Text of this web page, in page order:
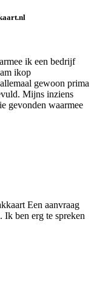
ik een bedrijf
ikop
gewoon prima
Mijns inziens
gevonden waarmee
Een aanvraag
Ik ben erg te spreken